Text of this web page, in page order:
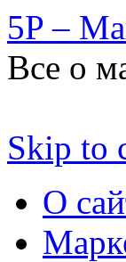
5P –
Все о
Skip to
О